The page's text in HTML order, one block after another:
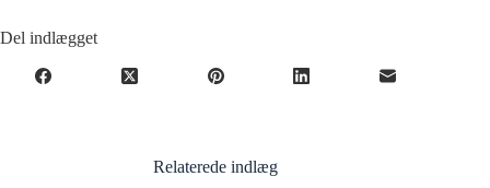
Del indlægget
Relaterede indlæg